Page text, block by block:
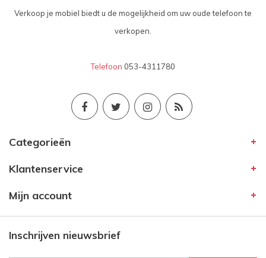
Verkoop je mobiel biedt u de mogelijkheid om uw oude telefoon te
verkopen.
Telefoon 053-4311780
Categorieën
Klantenservice
Mijn account
Inschrijven nieuwsbrief